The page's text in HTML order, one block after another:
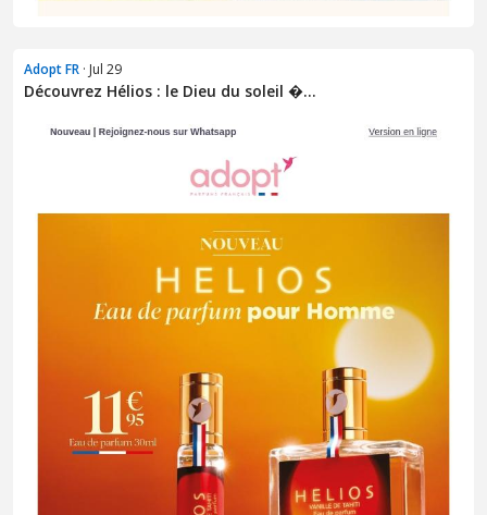
Adopt FR · Jul 29
Découvrez Hélios : le Dieu du soleil �...